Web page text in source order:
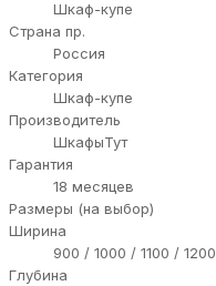
Шкаф-купе
Страна пр.
Россия
Категория
Шкаф-купе
Производитель
ШкафыТут
Гарантия
18 месяцев
Размеры (на выбор)
Ширина
900 / 1000 / 1100 / 1200
Глубина